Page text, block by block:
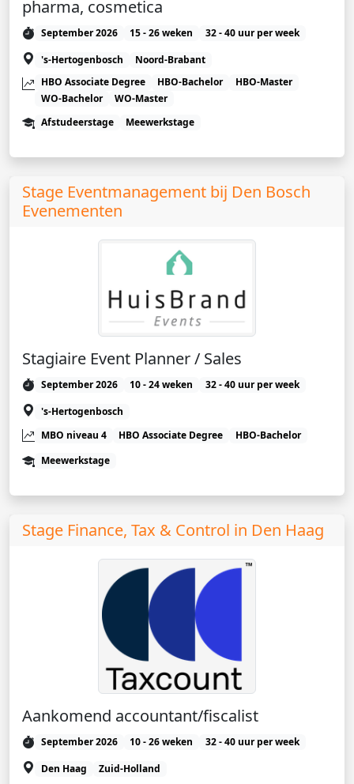
pharma, cosmetica
September 2026 15 - 26 weken
32 - 40 uur per week
's-Hertogenbosch
Noord-Brabant
HBO Associate Degree
HBO-Bachelor
HBO-Master
WO-Bachelor
WO-Master
Afstudeerstage
Meewerkstage
Stage Eventmanagement bij Den Bosch
Evenementen
Stagiaire Event Planner / Sales
September 2026 10 - 24 weken
32 - 40 uur per week
's-Hertogenbosch
MBO niveau 4
HBO Associate Degree
HBO-Bachelor
Meewerkstage
Stage Finance, Tax & Control in Den Haag
Aankomend accountant/fiscalist
September 2026 10 - 26 weken
32 - 40 uur per week
Den Haag
Zuid-Holland